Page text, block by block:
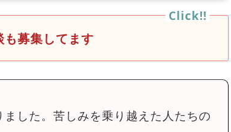
募集してます
した。苦しみを乗り越えた人たちの